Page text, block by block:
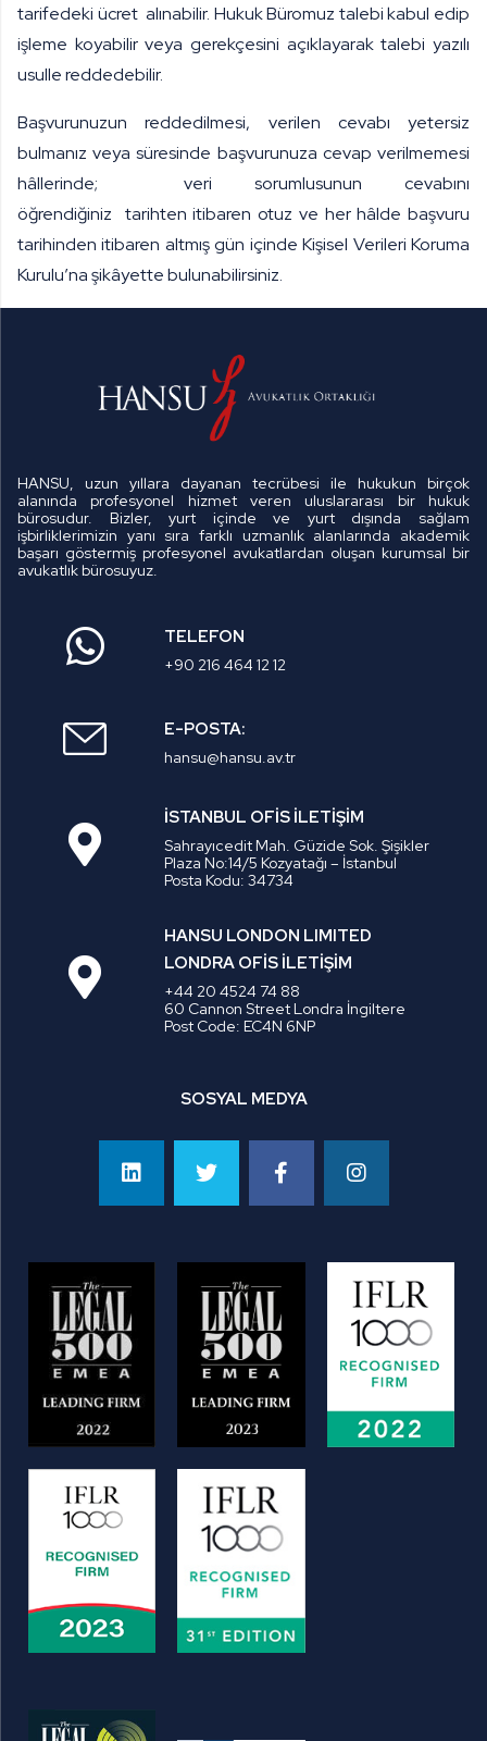
tarifedeki ücret alınabilir. Hukuk Büromuz talebi kabul edip
işleme koyabilir veya gerekçesini açıklayarak talebi yazılı
usulle reddedebilir.
Başvurunuzun reddedilmesi, verilen cevabı yetersiz
bulmanız veya süresinde başvurunuza cevap verilmemesi
hâllerinde;
veri sorumlusunun cevabını
öğrendiğiniz
tarihten itibaren otuz ve her hâlde başvuru
tarihinden itibaren altmış gün içinde Kişisel Verileri Koruma
Kurulu’na şikâyette bulunabilirsiniz.
HANSU, uzun yıllara dayanan tecrübesi ile hukukun birçok
alanında profesyonel hizmet veren uluslararası bir hukuk
bürosudur. Bizler, yurt içinde ve yurt dışında sağlam
işbirliklerimizin yanı sıra farklı uzmanlık alanlarında akademik
başarı göstermiş profesyonel avukatlardan oluşan kurumsal bir
avukatlık bürosuyuz.
TELEFON
+90 216 464 12 12
E-POSTA:
hansu@hansu.av.tr
İSTANBUL OFİS İLETİŞİM
Sahrayıcedit Mah. Güzide Sok. Şişikler
Plaza No:14/5 Kozyatağı – İstanbul
Posta Kodu: 34734
HANSU LONDON LIMITED
LONDRA OFİS İLETİŞİM
+44 20 4524 74 88
60 Cannon Street Londra İngiltere
Post Code: EC4N 6NP
SOSYAL MEDYA